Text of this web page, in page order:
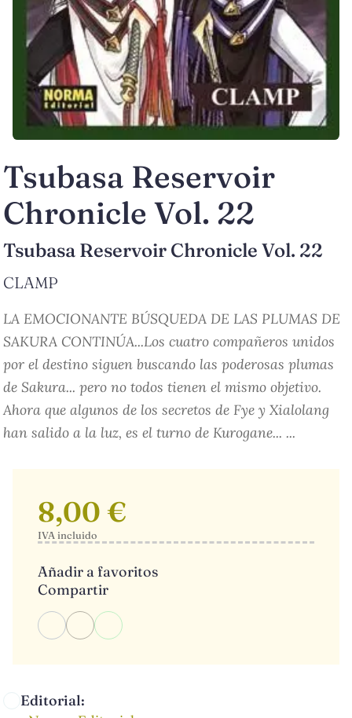
Tsubasa Reservoir
Chronicle Vol. 22
Tsubasa Reservoir Chronicle Vol. 22
CLAMP
LA EMOCIONANTE BÚSQUEDA DE LAS PLUMAS DE
SAKURA CONTINÚA...Los cuatro compañeros unidos
por el destino siguen buscando las poderosas plumas
de Sakura... pero no todos tienen el mismo objetivo.
Ahora que algunos de los secretos de Fye y Xialolang
han salido a la luz, es el turno de Kurogane... ...
Editorial:
8,00 €
IVA incluido
Añadir a favoritos
Compartir